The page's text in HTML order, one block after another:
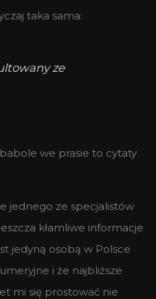
taka sama:
ze
we prasie to cytaty
jednego ze specjalistów
kłamliwe informacje
jedyną osobą w Polsce
i że najbliższe
mi się prostować nie